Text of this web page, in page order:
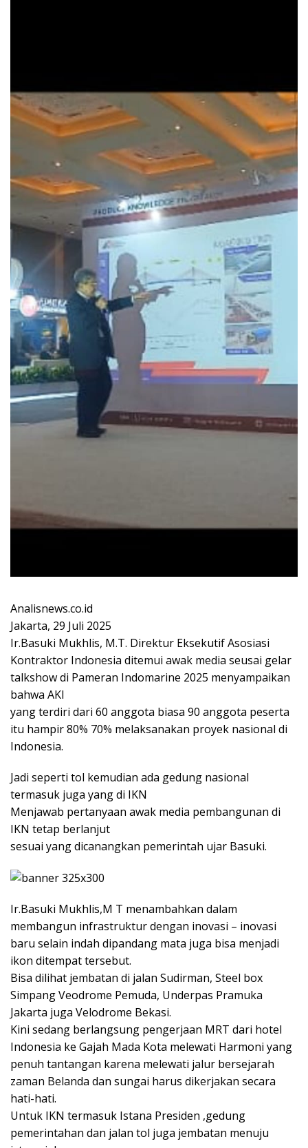
Analisnews.co.id
Jakarta, 29 Juli 2025
Ir.Basuki Mukhlis, M.T. Direktur Eksekutif Asosiasi
Kontraktor Indonesia ditemui awak media seusai gelar
talkshow di Pameran Indomarine 2025 menyampaikan
bahwa AKI
yang terdiri dari 60 anggota biasa 90 anggota peserta
itu hampir 80% 70% melaksanakan proyek nasional di
Indonesia.
Jadi seperti tol kemudian ada gedung nasional
termasuk juga yang di IKN
Menjawab pertanyaan awak media pembangunan di
IKN tetap berlanjut
sesuai yang dicanangkan pemerintah ujar Basuki.
Ir.Basuki Mukhlis,M T menambahkan dalam
membangun infrastruktur dengan inovasi – inovasi
baru selain indah dipandang mata juga bisa menjadi
ikon ditempat tersebut.
Bisa dilihat jembatan di jalan Sudirman, Steel box
Simpang Veodrome Pemuda, Underpas Pramuka
Jakarta juga Velodrome Bekasi.
Kini sedang berlangsung pengerjaan MRT dari hotel
Indonesia ke Gajah Mada Kota melewati Harmoni yang
penuh tantangan karena melewati jalur bersejarah
zaman Belanda dan sungai harus dikerjakan secara
hati-hati.
Untuk IKN termasuk Istana Presiden ,gedung
pemerintahan dan jalan tol juga jembatan menuju